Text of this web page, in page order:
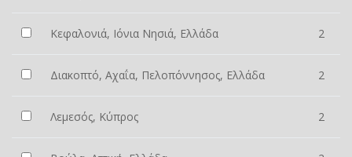
Κεφαλονιά, Ιόνια Νησιά, Ελλάδα 2
Διακοπτό, Αχαΐα, Πελοπόννησος, Ελλάδα 2
Λεμεσός, Κύπρος 2